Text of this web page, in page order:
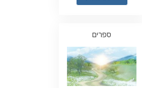
ספרים